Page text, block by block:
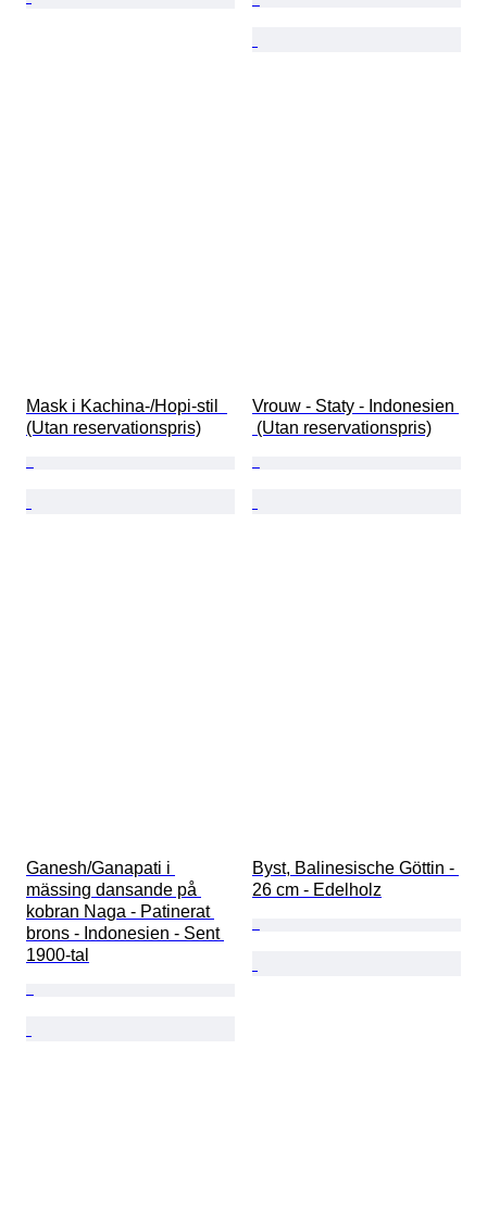
Mask i Kachina-/Hopi-stil
(Utan reservationspris)
Vrouw - Staty - Indonesien
(Utan reservationspris)
Ganesh/Ganapati i
mässing dansande på
kobran Naga - Patinerat
brons - Indonesien - Sent
1900-tal
Byst, Balinesische Göttin -
26 cm - Edelholz